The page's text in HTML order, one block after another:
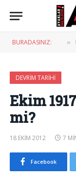
BURADASINIZ: »
DEVRIM TARIHI
Ekim
mi?
18 EKIM 2012 7
Facebook